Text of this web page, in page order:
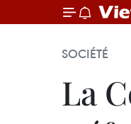
SOCIÉTÉ
La